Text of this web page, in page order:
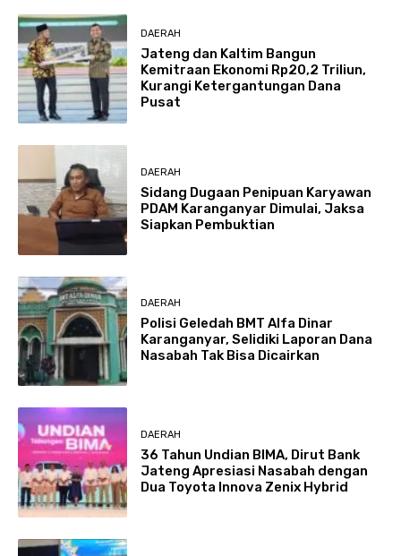
DAERAH
Jateng dan Kaltim Bangun
Kemitraan Ekonomi Rp20,2 Triliun,
Kurangi Ketergantungan Dana
Pusat
DAERAH
Sidang Dugaan Penipuan Karyawan
PDAM Karanganyar Dimulai, Jaksa
Siapkan Pembuktian
DAERAH
Polisi Geledah BMT Alfa Dinar
Karanganyar, Selidiki Laporan Dana
Nasabah Tak Bisa Dicairkan
DAERAH
36 Tahun Undian BIMA, Dirut Bank
Jateng Apresiasi Nasabah dengan
Dua Toyota Innova Zenix Hybrid